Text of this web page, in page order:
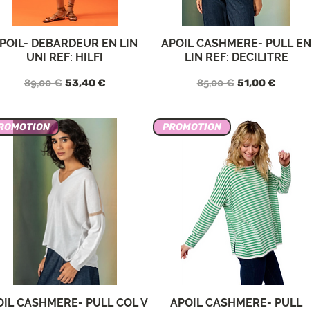
Vista rápida
DEBARDEUR EN LIN
UNI REF: HILFI
Precio
89,00 € Precio de oferta
53,40 €
Vista rápida
APOIL CASHMERE- PULL EN
LIN REF: DECILITRE
Precio
85,00 € Precio de oferta
51,00 €
Vista rápida
CASHMERE- PULL COL V Vista rápida
PROMOTION
APOIL CASHMERE- PULL